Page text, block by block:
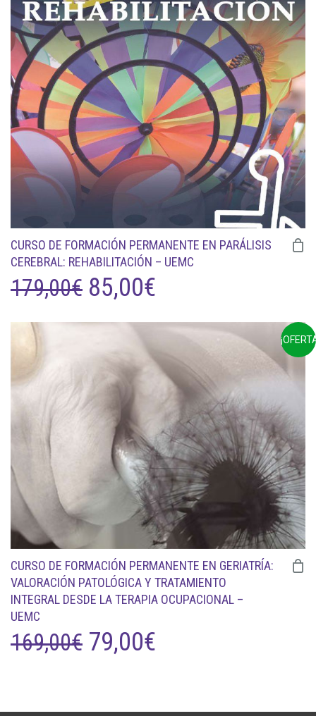
CURSO DE FORMACIÓN PERMANENTE EN PARÁLISIS
CEREBRAL: REHABILITACIÓN – UEMC
179,00€ EL
PRECIO
ORIGINAL
ERA:
179,00€.
85,00€
PRECIO
ACTUAL
ES:
85,00€.
CURSO DE FORMACIÓN PERMANENTE EN GERIATRÍA:
VALORACIÓN PATOLÓGICA Y TRATAMIENTO
INTEGRAL DESDE LA TERAPIA OCUPACIONAL –
UEMC
169,00€ EL
ORIGINAL
79,00€
ACTUAL